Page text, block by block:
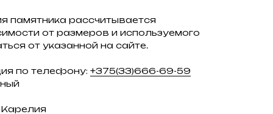
памятника рассчитывается
от размеров и используемого
от указанной на сайте.
по телефону: +375(33)666-69-59
Карелия